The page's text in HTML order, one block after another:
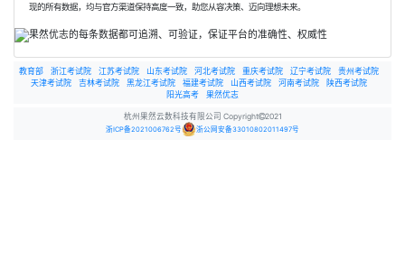
现的所有数据，均与官方渠道保持高度一致，助您从容决策、迈向理想未来。
教育部 浙江考试院 江苏考试院 山东考试院 河北考试院 重庆考试院 辽宁考试院
贵州考试院
天津考试院
吉林考试院 黑龙江考试院 福建考试院 山西考试院 河南考试院
陕西考试院
阳光高考
果然优志
杭州果然云数科技有限公司 Copyright 2021
浙ICP备2021006762号 浙公网安备33010802011497号